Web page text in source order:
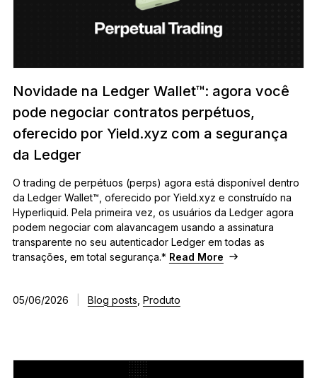
Novidade na Ledger Wallet™: agora você
pode negociar contratos perpétuos,
oferecido por Yield.xyz com a segurança
da Ledger
O trading de perpétuos (perps) agora está disponível dentro
da Ledger Wallet™, oferecido por Yield.xyz e construído na
Hyperliquid. Pela primeira vez, os usuários da Ledger agora
podem negociar com alavancagem usando a assinatura
transparente no seu autenticador Ledger em todas as
transações, em total segurança.* Read More
05/06/2026 Blog posts Produto